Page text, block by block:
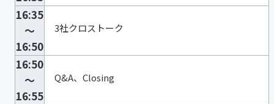
16:35
～
16:50
3社クロストーク
16:50
～
16:55
Q&A、Closing